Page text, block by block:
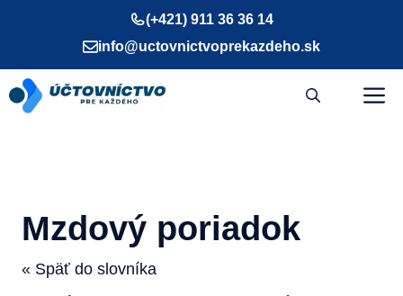
(+421) 911 36 36 14
info@uctovnictvoprekazdeho.sk
Mzdový poriadok
« Späť do slovníka